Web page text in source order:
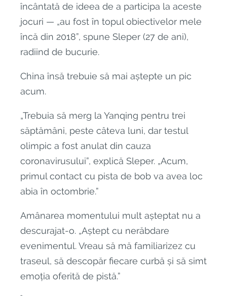
încântată de ideea de a participa la aceste
jocuri — „au fost în topul obiectivelor mele
încă din 2018”, spune Sleper (27 de ani),
radiind de bucurie.
China însă trebuie să mai aștepte un pic
acum.
„Trebuia să merg la Yanqing pentru trei
săptămâni, peste câteva luni, dar testul
olimpic a fost anulat din cauza
coronavirusului”, explică Sleper. „Acum,
primul contact cu pista de bob va avea loc
abia în octombrie.”
Amânarea momentului mult așteptat nu a
descurajat-o. „Aștept cu nerăbdare
evenimentul. Vreau să mă familiarizez cu
traseul, să descopăr fiecare curbă și să simt
emoția oferită de pistă.”